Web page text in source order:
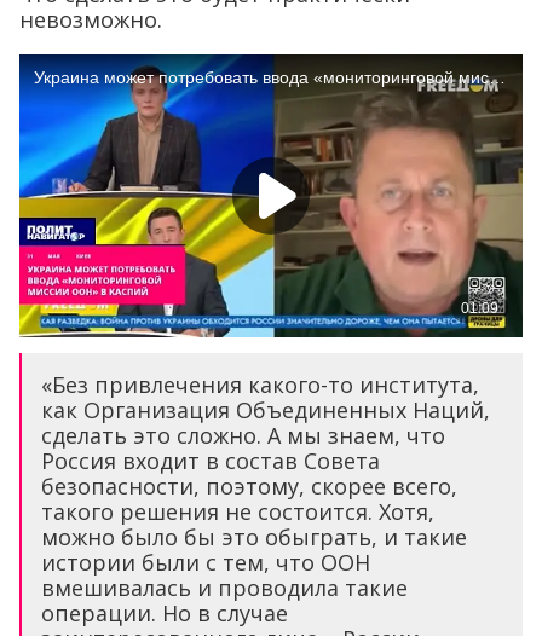
невозможно.
«Без привлечения какого-то института,
как Организация Объединенных Наций,
сделать это сложно. А мы знаем, что
Россия входит в состав Совета
безопасности, поэтому, скорее всего,
такого решения не состоится. Хотя,
можно было бы это обыграть, и такие
истории были с тем, что ООН
вмешивалась и проводила такие
операции. Но в случае